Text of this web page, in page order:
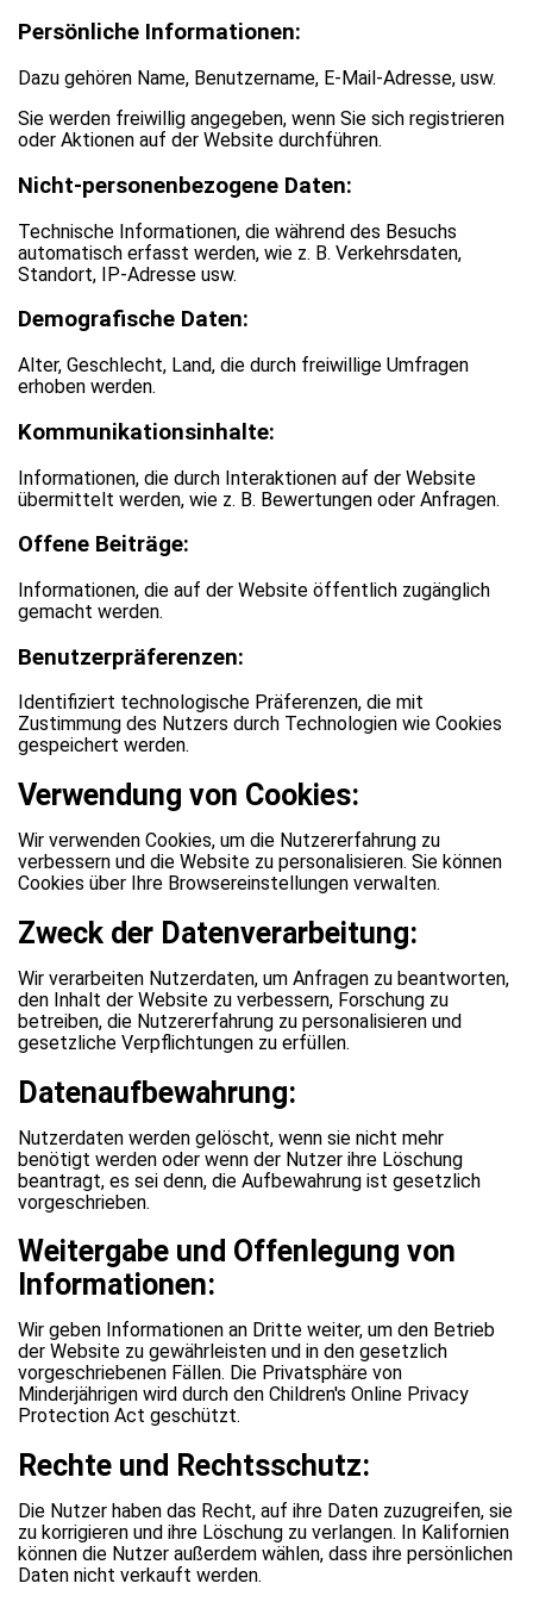
Persönliche Informationen:
Dazu gehören Name, Benutzername, E-Mail-Adresse, usw.
Sie werden freiwillig angegeben, wenn Sie sich registrieren
oder Aktionen auf der Website durchführen.
Nicht-personenbezogene Daten:
Technische Informationen, die während des Besuchs
automatisch erfasst werden, wie z. B. Verkehrsdaten,
Standort, IP-Adresse usw.
Demografische Daten:
Alter, Geschlecht, Land, die durch freiwillige Umfragen
erhoben werden.
Kommunikationsinhalte:
Informationen, die durch Interaktionen auf der Website
übermittelt werden, wie z. B. Bewertungen oder Anfragen.
Offene Beiträge:
Informationen, die auf der Website öffentlich zugänglich
gemacht werden.
Benutzerpräferenzen:
Identifiziert technologische Präferenzen, die mit
Zustimmung des Nutzers durch Technologien wie Cookies
gespeichert werden.
Verwendung von Cookies:
Wir verwenden Cookies, um die Nutzererfahrung zu
verbessern und die Website zu personalisieren. Sie können
Cookies über Ihre Browsereinstellungen verwalten.
Zweck der Datenverarbeitung:
Wir verarbeiten Nutzerdaten, um Anfragen zu beantworten,
den Inhalt der Website zu verbessern, Forschung zu
betreiben, die Nutzererfahrung zu personalisieren und
gesetzliche Verpflichtungen zu erfüllen.
Datenaufbewahrung:
Nutzerdaten werden gelöscht, wenn sie nicht mehr
benötigt werden oder wenn der Nutzer ihre Löschung
beantragt, es sei denn, die Aufbewahrung ist gesetzlich
vorgeschrieben.
Weitergabe und Offenlegung von
Informationen:
Wir geben Informationen an Dritte weiter, um den Betrieb
der Website zu gewährleisten und in den gesetzlich
vorgeschriebenen Fällen. Die Privatsphäre von
Minderjährigen wird durch den Children's Online Privacy
Protection Act geschützt.
Rechte und Rechtsschutz:
Die Nutzer haben das Recht, auf ihre Daten zuzugreifen, sie
zu korrigieren und ihre Löschung zu verlangen. In Kalifornien
können die Nutzer außerdem wählen, dass ihre persönlichen
Daten nicht verkauft werden.